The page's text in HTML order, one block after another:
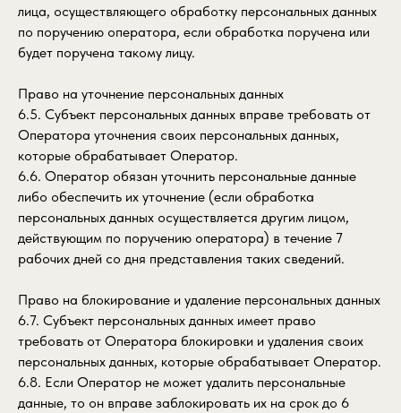
лица, осуществляющего обработку персональных данных
по поручению оператора, если обработка поручена или
будет поручена такому лицу.
Право на уточнение персональных данных
6.5. Субъект персональных данных вправе требовать от
Оператора уточнения своих персональных данных,
которые обрабатывает Оператор.
6.6. Оператор обязан уточнить персональные данные
либо обеспечить их уточнение (если обработка
персональных данных осуществляется другим лицом,
действующим по поручению оператора) в течение 7
рабочих дней со дня представления таких сведений.
Право на блокирование и удаление персональных данных
6.7. Субъект персональных данных имеет право
требовать от Оператора блокировки и удаления своих
персональных данных, которые обрабатывает Оператор.
6.8. Если Оператор не может удалить персональные
данные, то он вправе заблокировать их на срок до 6